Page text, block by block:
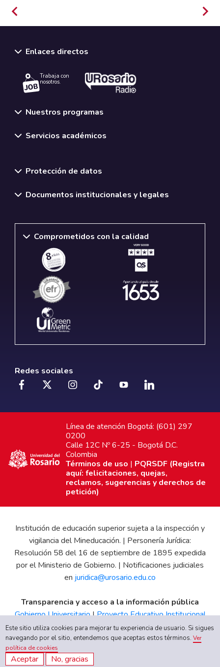
Enlaces directos
Trabaja con
nosotros.
Quiero inscribirme ahora
Nuestros programas
Servicios académicos
Protección de datos
Documentos institucionales y legales
Comprometidos con la calidad
Redes sociales
Línea de atención Bogotá: (601) 297
0200
Calle 12C Nº 6-25 - Bogotá D.C.
Colombia
Términos de uso | PQRSDF (Registra
aquí: felicitaciones, quejas,
reclamos, sugerencias y derechos de
petición)
Institución de educación superior sujeta a la inspección y
vigilancia del Mineducación. | Personería Jurídica:
Resolución 58 del 16 de septiembre de 1895 expedida
por el Ministerio de Gobierno. | Notificaciones judiciales
en juridica@urosario.edu.co
Transparencia y acceso a la información pública
Gobierno Universitario|Proyecto Educativo Institucional
|Informe de Gestión|Boletín Estadístico|Régimen
Tributario|Estados Financieros|Código de Ética|Canal
de Integridad UR
Este sitio utiliza cookies para mejorar tu experiencia de usuario. Si sigues
navegando por el sitio, entendemos que aceptas estos términos.Ver
política de cookies
Aceptar No, gracias